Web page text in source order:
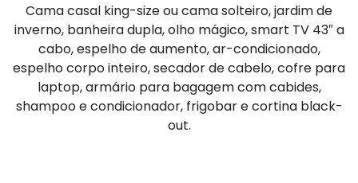
Cama casal king-size ou cama solteiro, jardim de
inverno, banheira dupla, olho mágico, smart TV 43″ a
cabo, espelho de aumento, ar-condicionado,
espelho corpo inteiro, secador de cabelo, cofre para
laptop, armário para bagagem com cabides,
shampoo e condicionador, frigobar e cortina black-
out.